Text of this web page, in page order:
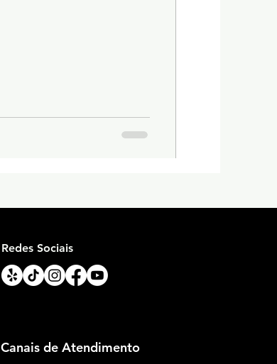
Redes Sociais
Canais de Atendimento